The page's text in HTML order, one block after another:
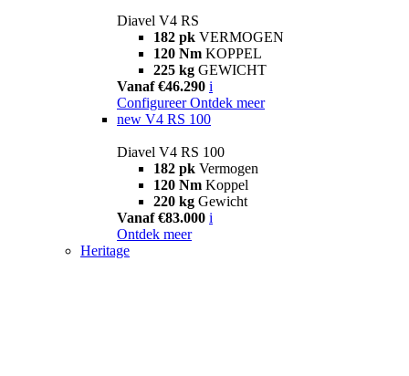
Diavel V4 RS
182 pk VERMOGEN
120 Nm KOPPEL
225 kg GEWICHT
Vanaf €46.290 i
Configureer Ontdek meer
new V4 RS 100
Diavel V4 RS 100
182 pk Vermogen
120 Nm Koppel
220 kg Gewicht
Vanaf €83.000 i
Ontdek meer
Heritage